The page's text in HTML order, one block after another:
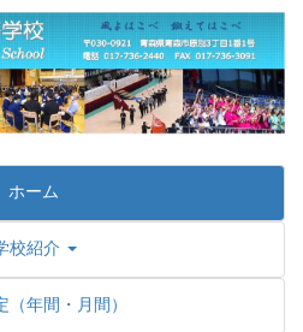
ホーム
校紹介
（年間・月間）